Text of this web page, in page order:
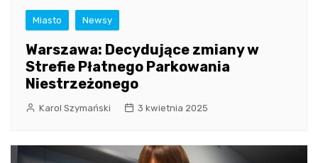
Miasto Newsy
Warszawa: Decydujące zmiany w
Strefie Płatnego Parkowania
Niestrzeżonego
Karol Szymański 3 kwietnia 2025